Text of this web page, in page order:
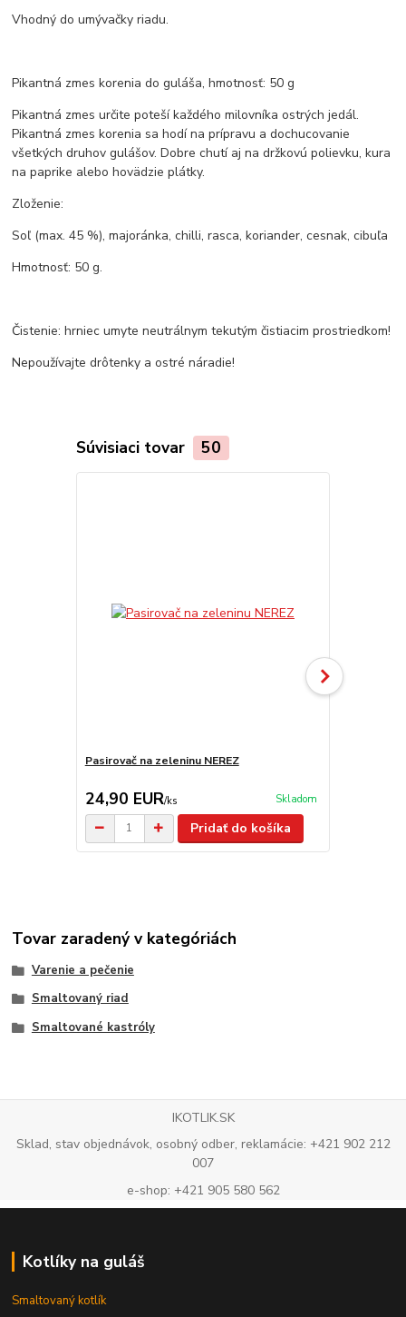
Vhodný do umývačky riadu.
Pikantná zmes korenia do guláša, hmotnosť: 50 g
Pikantná zmes určite poteší každého milovníka ostrých jedál.
Pikantná zmes korenia sa hodí na prípravu a dochucovanie
všetkých druhov gulášov. Dobre chutí aj na držkovú polievku, kura
na paprike alebo hovädzie plátky.
Zloženie:
Soľ (max. 45 %), majoránka, chilli, rasca, koriander, cesnak, cibuľa
Hmotnosť: 50 g.
Čistenie: hrniec umyte neutrálnym tekutým čistiacim prostriedkom!
Nepoužívajte drôtenky a ostré náradie!
Súvisiaci tovar 50
Pasirovač na zeleninu NEREZ
24,90 EUR/ks Skladom
Pridať do košíka
Tovar zaradený v kategóriách
Varenie a pečenie
Smaltovaný riad
Smaltované kastróly
IKOTLIK.SK
Sklad, stav objednávok, osobný odber, reklamácie: +421 902 212
007
e-shop: +421 905 580 562
Kotlíky na guláš
Smaltovaný kotlík